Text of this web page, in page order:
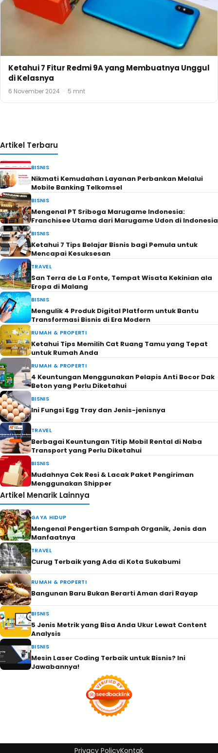
Ketahui 7 Fitur Redmi 9A yang Membuatnya Unggul
di Kelasnya
6 November 2024 · 5 mnt
Artikel Terbaru
BISNIS
Nikmati Kemudahan Layanan Perbankan Melalui
Mobile Banking Telkomsel
BISNIS
Mengenal PT Sriboga Marugame Indonesia:
Franchisee Utama dari Marugame Udon di Indonesia
BISNIS
Ketahui 7 Tips Belajar Bisnis bagi Pemula untuk
Mencapai Kesuksesan
TRAVEL
San Terra de La Fonte, Tempat Wisata Kekinian ala
Eropa di Malang
BISNIS
Mengulik 4 Produk Digital Platform untuk Bantu
Transformasi Bisnis di Era Modern
RUMAH & PROPERTI
Ketahui Tips Memilih Cat Ruang Tamu yang Tepat
untuk Rumah Anda
RUMAH & PROPERTI
4 Keuntungan Menggunakan Pelapis Anti Bocor Dak
Beton yang Perlu Diketahui
BISNIS
Ini Fungsi Egg Tray dan Jenis-jenisnya
TRAVEL
Berbagai Keuntungan Titip Mobil Rental di Naba
Transport yang Perlu Diketahui
BISNIS
Mudahnya Cek Resi & Lacak Paket Pengiriman
Menggunakan Shipper
Artikel Menarik Lainnya
GAYA HIDUP
Mengenal Pengertian Sampah Organik, Jenis dan
Manfaatnya
TRAVEL
Curug Terbaik yang Ada di Kota Sukabumi
RUMAH & PROPERTI
Bangunan Baru Bukan Berarti Aman dari Rayap
BISNIS
5 Jenis Metrik yang Bisa Anda Ukur Lewat Content
Analysis
BISNIS
Mesin Laser Coding Terbaik untuk Bisnis? Ini
Jawabannya!
Privacy PolicyKontak